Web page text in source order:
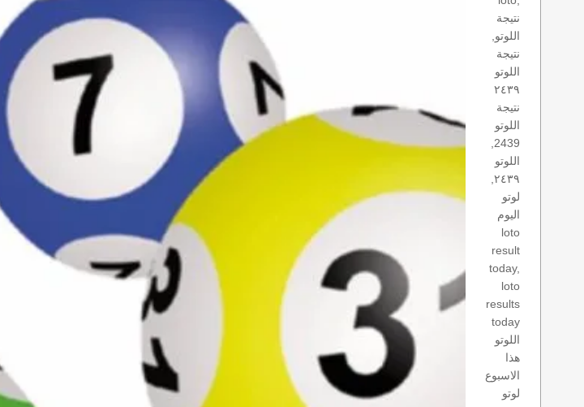
نتيجة
اللوتو,
نتيجة
اللوتو
٢٤٣٩
نتيجة
اللوتو
اللوتو
٢٤٣٩,
لوتو
اليوم
loto
result
today,
loto
results
today
اللوتو
هذا
الاسبوع
لوتو